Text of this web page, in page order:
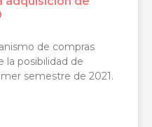
de compras
la posibilidad de
semestre de 2021.